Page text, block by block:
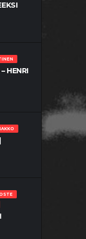
HENRI